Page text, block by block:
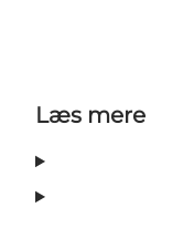
Læs mere